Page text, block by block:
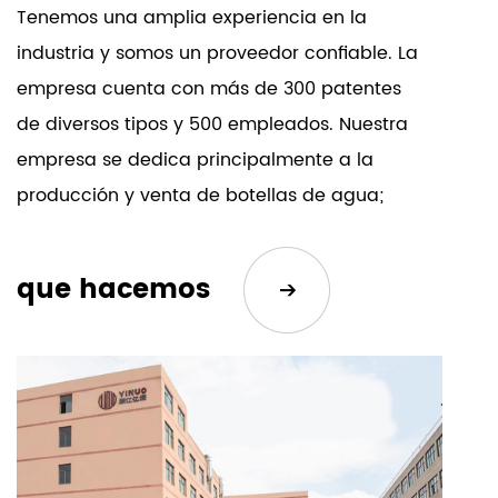
En resumen, nuestro tarro para alimentos al vacío
de acero inoxidable con olla estofada de doble
pared es más que un simple recipiente: es un
elemento esencial de tu estilo de vida. Con su
aislamiento, construcción duradera y diseño
versátil, cambia la forma en que disfruta de las
comidas mientras viaja. Ya sea que sea un
profesional ocupado, un entusiasta de las
actividades al aire libre o una persona
preocupada por su salud, este frasco para
alimentos satisface sus necesidades con una
comodidad y un estilo incomparables. Invierta en
calidad, adopte la sostenibilidad y mejore su
Tenemos una amplia experiencia en la
industria y somos un proveedor confiable. La
empresa cuenta con más de 300 patentes
de diversos tipos y 500 empleados. Nuestra
empresa se dedica principalmente a la
producción y venta de botellas de agua;
botellas de aire a presión revestidas de
vidrio. El desarrollo de la empresa depende
de la innovación y la calidad del producto.
Además del cuerpo de la taza, también
producimos una amplia gama de
accesorios. Por lo tanto, nuestros productos
tienen un estricto control de calidad desde
que hacemos